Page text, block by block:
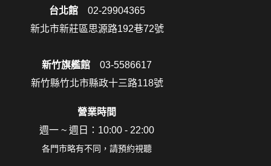
台北館02-29904365
新北市新莊區思源路192巷72號
新竹旗艦館 03-5586617
新竹縣竹北市縣政十三路118號
營業時間
週一 ~ 週日：10:00 - 22:00
各門市略有不同，請預約視聽